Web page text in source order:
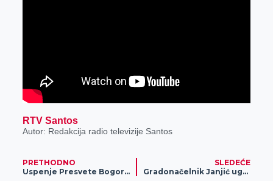
RTV Santos
Autor: Redakcija radio televizije Santos
PRETHODNO
Uspenje Presvete Bogorodice – Gradska slava obeležena liturgijom i svečanom litijom kroz centar grada
SLEDEĆE
Gradonačelnik Janjić ugostio gradonačelnika Morahaloma